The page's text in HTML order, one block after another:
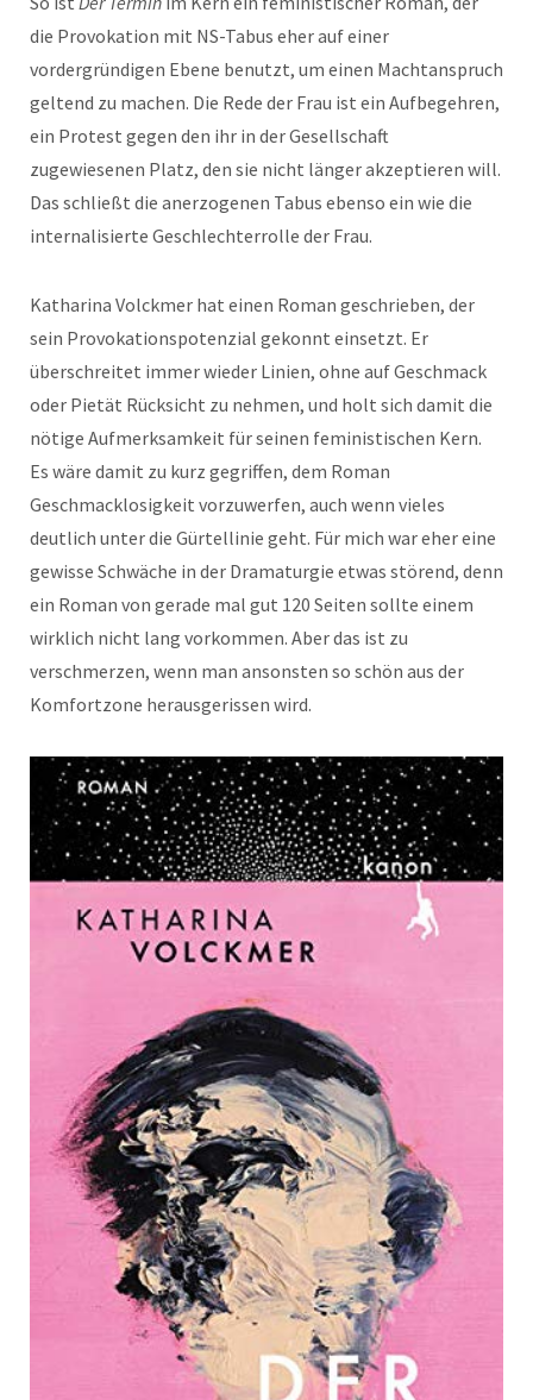
die Provokation mit NS-Tabus eher auf einer
vordergründigen Ebene benutzt, um einen Machtanspruch
geltend zu machen. Die Rede der Frau ist ein Aufbegehren,
ein Protest gegen den ihr in der Gesellschaft
zugewiesenen Platz, den sie nicht länger akzeptieren will.
Das schließt die anerzogenen Tabus ebenso ein wie die
internalisierte Geschlechterrolle der Frau.
Katharina Volckmer hat einen Roman geschrieben, der
sein Provokationspotenzial gekonnt einsetzt. Er
überschreitet immer wieder Linien, ohne auf Geschmack
oder Pietät Rücksicht zu nehmen, und holt sich damit die
nötige Aufmerksamkeit für seinen feministischen Kern.
Es wäre damit zu kurz gegriffen, dem Roman
Geschmacklosigkeit vorzuwerfen, auch wenn vieles
deutlich unter die Gürtellinie geht. Für mich war eher eine
gewisse Schwäche in der Dramaturgie etwas störend, denn
ein Roman von gerade mal gut 120 Seiten sollte einem
wirklich nicht lang vorkommen. Aber das ist zu
verschmerzen, wenn man ansonsten so schön aus der
Komfortzone herausgerissen wird.